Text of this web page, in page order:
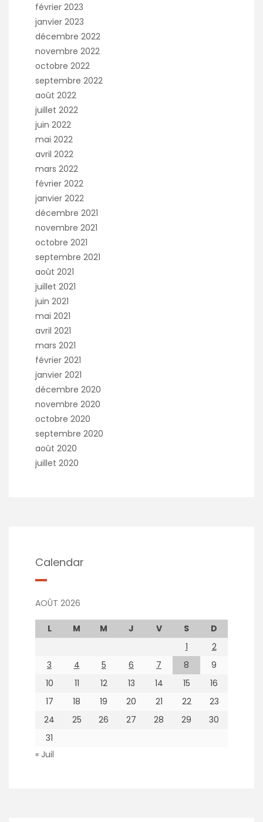
février 2023
janvier 2023
décembre 2022
novembre 2022
octobre 2022
septembre 2022
août 2022
juillet 2022
juin 2022
mai 2022
avril 2022
mars 2022
février 2022
janvier 2022
décembre 2021
novembre 2021
octobre 2021
septembre 2021
août 2021
juillet 2021
juin 2021
mai 2021
avril 2021
mars 2021
février 2021
janvier 2021
décembre 2020
novembre 2020
octobre 2020
septembre 2020
août 2020
juillet 2020
Calendar
AOÛT 2026
L M M J V S
D
1
2
3
4 5 6 7 8
9
10
11 12 13 14 15
16
17
18 19 20 21 22
23
24
25 26 27 28 29
30
31
« Juil